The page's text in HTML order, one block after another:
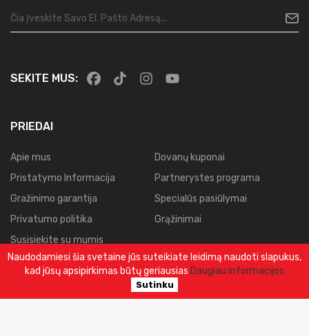
Naudodamiesi šia svetaine jūs suteikiate leidimą naudoti slapukus,
kad jūsų apsipirkimas būtų geriausias Daugiau informacijos
Sutinku
SEKITE MUS:
PRIEDAI
Apie mus
Pristatymo Informacija
Gražinimo garantija
Privatumo politika
Susisiekite su mumis
Svetainės planas
Dovanų kuponai
Partnerystes programa
Specialūs pasiūlymai
Grąžinimai